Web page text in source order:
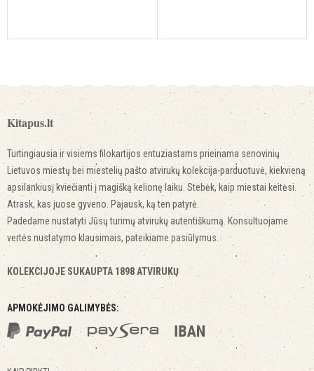
Kitapus.lt
Turtingiausia ir visiems filokartijos entuziastams prieinama senovinių
Lietuvos miestų bei miestelių pašto atvirukų kolekcija-parduotuvė, kiekvieną
apsilankiusį kviečianti į magišką kelionę laiku. Stebėk, kaip miestai keitėsi.
Atrask, kas juose gyveno. Pajausk, ką ten patyrė.
Padedame nustatyti Jūsų turimų atvirukų autentiškumą. Konsultuojame
vertės nustatymo klausimais, pateikiame pasiūlymus.
KOLEKCIJOJE SUKAUPTA 1898 ATVIRUKŲ
APMOKĖJIMO GALIMYBĖS: